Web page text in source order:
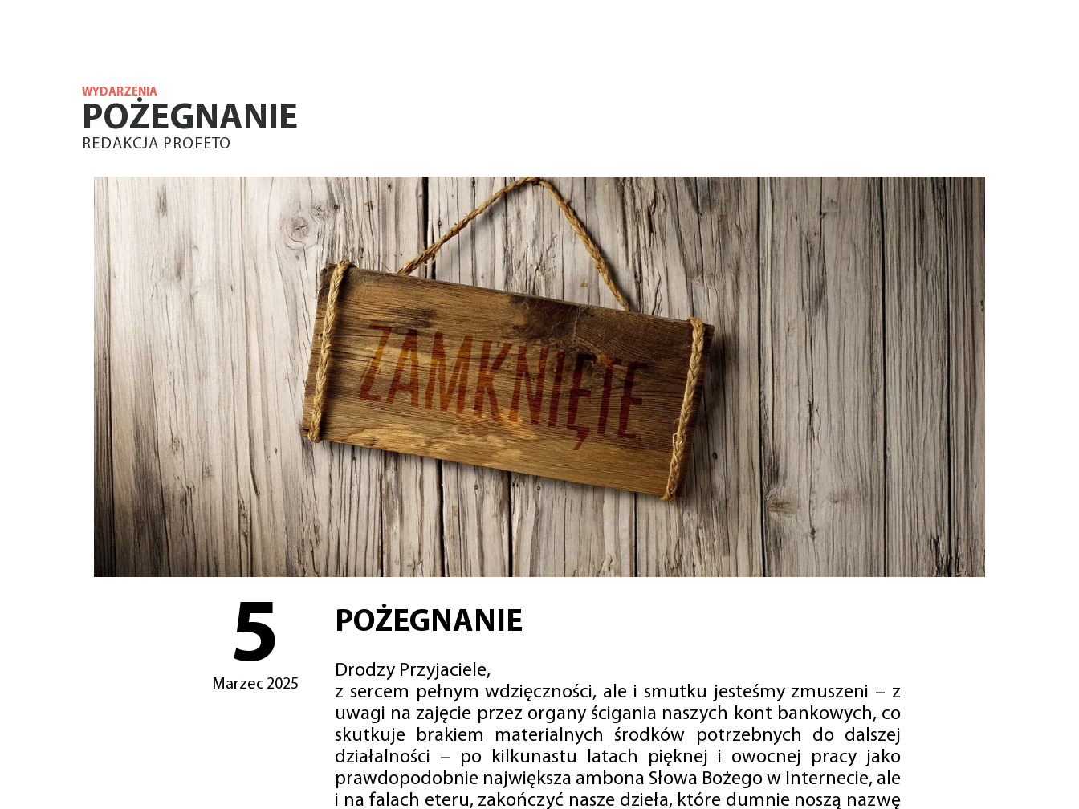
WYDARZENIA
POŻEGNANIE
REDAKCJA PROFETO
5
Marzec 2025
POŻEGNANIE
Drodzy Przyjaciele,
z sercem pełnym wdzięczności, ale i smutku jesteśmy zmuszeni – z
uwagi na zajęcie przez organy ścigania naszych kont bankowych, co
skutkuje brakiem materialnych środków potrzebnych do dalszej
działalności – po kilkunastu latach pięknej i owocnej pracy jako
prawdopodobnie największa ambona Słowa Bożego w Internecie, ale
i na falach eteru, zakończyć nasze dzieła, które dumnie noszą nazwę